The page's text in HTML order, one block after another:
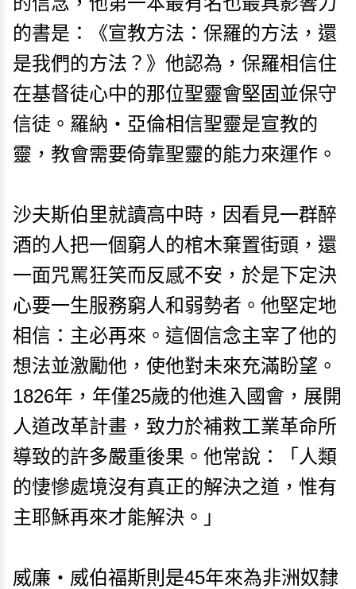
的書是：《宣教方法：保羅的方法，還
是我們的方法？》他認為，保羅相信住
在基督徒心中的那位聖靈會堅固並保守
信徒。羅納・亞倫相信聖靈是宣教的
靈，教會需要倚靠聖靈的能力來運作。
沙夫斯伯里就讀高中時，因看見一群醉
酒的人把一個窮人的棺木棄置街頭，還
一面咒罵狂笑而反感不安，於是下定決
心要一生服務窮人和弱勢者。他堅定地
相信：主必再來。這個信念主宰了他的
想法並激勵他，使他對未來充滿盼望。
1826年，年僅25歲的他進入國會，展開
人道改革計畫，致力於補救工業革命所
導致的許多嚴重後果。他常說：「人類
的悽慘處境沒有真正的解決之道，惟有
主耶穌再來才能解決。」
威廉・威伯福斯則是45年來為非洲奴隸